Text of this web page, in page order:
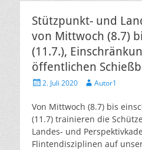
Stützpunkt- und
von Mittwoch (8.7)
(11.7.),
öffentlichen
Veröffentlicht
2. Juli 2020 AutorAutor1
Von Mittwoch (8.7) bis
(11.7) trainieren die
Landes- und
Flintendisziplinen auf